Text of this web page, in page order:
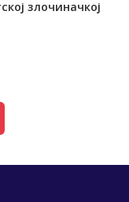
злочиначкој